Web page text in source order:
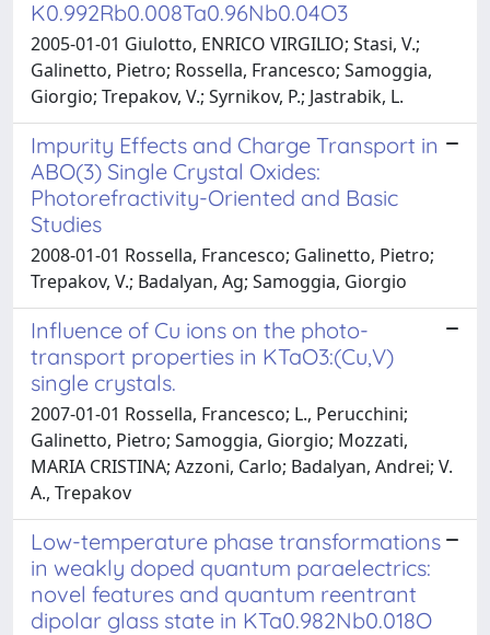
K0.992Rb0.008Ta0.96Nb0.04O3
2005-01-01 Giulotto, ENRICO VIRGILIO; Stasi, V.;
Galinetto, Pietro; Rossella, Francesco; Samoggia,
Giorgio; Trepakov, V.; Syrnikov, P.; Jastrabik, L.
Impurity Effects and Charge Transport in
ABO(3) Single Crystal Oxides:
Photorefractivity-Oriented and Basic
Studies
2008-01-01 Rossella, Francesco; Galinetto, Pietro;
Trepakov, V.; Badalyan, Ag; Samoggia, Giorgio
Influence of Cu ions on the photo-
transport properties in KTaO3:(Cu,V)
single crystals.
2007-01-01 Rossella, Francesco; L., Perucchini;
Galinetto, Pietro; Samoggia, Giorgio; Mozzati,
MARIA CRISTINA; Azzoni, Carlo; Badalyan, Andrei; V.
A., Trepakov
Low-temperature phase transformations
in weakly doped quantum paraelectrics:
novel features and quantum reentrant
dipolar glass state in KTa0.982Nb0.018O